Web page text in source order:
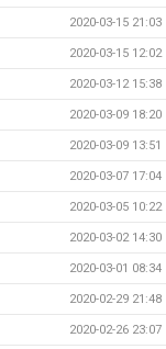
2020-03-15 21:03
2020-03-15 12:02
2020-03-12 15:38
2020-03-09 18:20
2020-03-09 13:51
2020-03-07 17:04
2020-03-05 10:22
2020-03-02 14:30
2020-03-01 08:34
2020-02-29 21:48
2020-02-26 23:07